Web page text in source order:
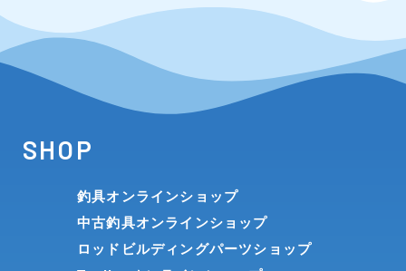
SHOP
釣具オンラインショップ
中古釣具オンラインショップ
ロッドビルディングパーツショップ